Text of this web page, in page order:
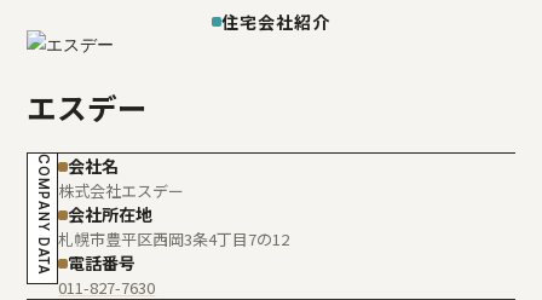
函館(渡島･檜山)版
室蘭(胆振･日高)版
釧路(釧路･根室)版
北見(オホーツク)版
住宅会社紹介
エスデー
COMPANY DATA 会社名
株式会社エスデー
会社所在地
札幌市豊平区西岡3条4丁目7の12
電話番号
011-827-7630